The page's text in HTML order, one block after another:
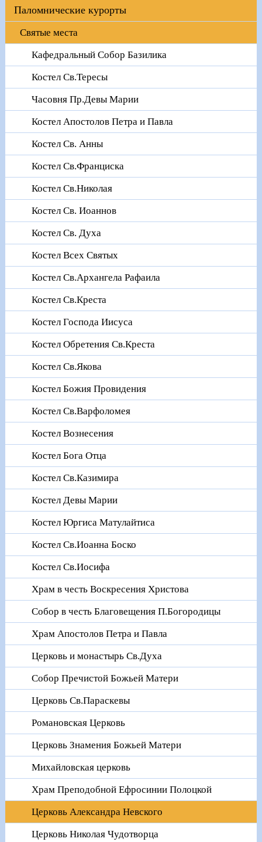
Паломнические курорты
Святые места
Кафедральный Собор Базилика
Костел Св.Тересы
Часовня Пр.Девы Марии
Костел Апостолов Петра и Павла
Костел Св. Анны
Костел Св.Франциска
Костел Св.Николая
Костел Св. Иоаннов
Костел Св. Духа
Костел Всех Святых
Костел Св.Архангела Рафаила
Костел Св.Креста
Костел Господа Иисуса
Костел Обретения Св.Креста
Костел Св.Якова
Костел Божия Провидения
Костел Св.Варфоломея
Костел Вознесения
Костел Бога Отца
Костел Св.Казимира
Костел Девы Марии
Костел Юргиса Матулайтиса
Костел Св.Иоанна Боско
Костел Св.Иосифа
Храм в честь Воскресения Христова
Собор в честь Благовещения П.Богородицы
Храм Апостолов Петра и Павла
Церковь и монастырь Св.Духа
Собор Пречистой Божьей Матери
Церковь Св.Параскевы
Романовская Церковь
Церковь Знамения Божьей Матери
Михайловская церковь
Храм Преподобной Ефросинии Полоцкой
Церковь Александра Невского
Церковь Николая Чудотворца